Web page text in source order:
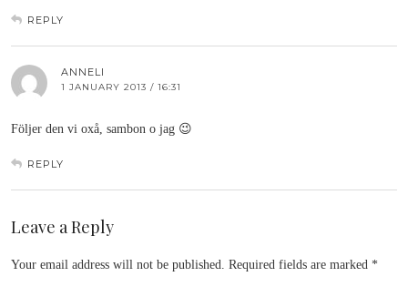
REPLY
ANNELI
1 JANUARY 2013 / 16:31
Följer den vi oxå, sambon o jag 😉
REPLY
Leave a Reply
Your email address will not be published. Required fields are marked *